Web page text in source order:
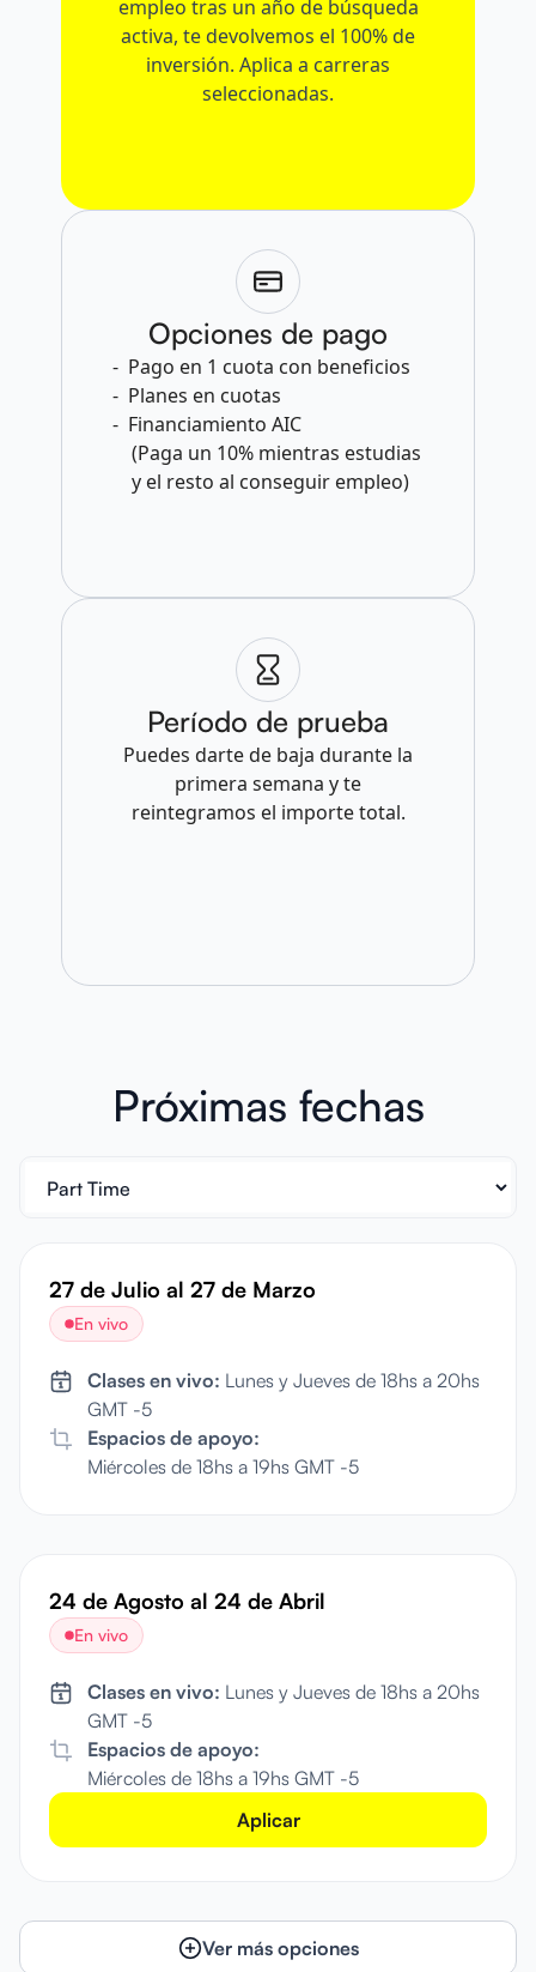
empleo tras un año de búsqueda
activa, te devolvemos el 100% de
inversión. Aplica a carreras
seleccionadas.
Opciones de pago
Pago en 1 cuota con beneficios
Planes en cuotas
Financiamiento AIC
(Paga un 10% mientras estudias
y el resto al conseguir empleo)
Período de prueba
Puedes darte de baja durante la
primera semana y te
reintegramos el importe total.
Próximas fechas
27 de Julio al 27 de Marzo
En vivo
Clases en vivo: Lunes y Jueves de 18hs a 20hs
GMT -5
Espacios de apoyo:
Miércoles de 18hs a 19hs GMT -5
24 de Agosto al 24 de Abril
En vivo
Clases en vivo: Lunes y Jueves de 18hs a 20hs
GMT -5
Espacios de apoyo:
Miércoles de 18hs a 19hs GMT -5
Aplicar
Ver más opciones